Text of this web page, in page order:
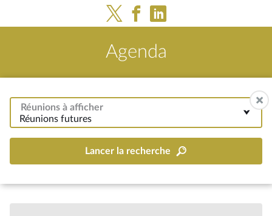
Agenda
Réunions à afficher
Réunions futures
Lancer la recherche